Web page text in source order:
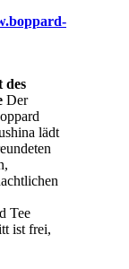
des
Der
lädt
Tee
ist frei,